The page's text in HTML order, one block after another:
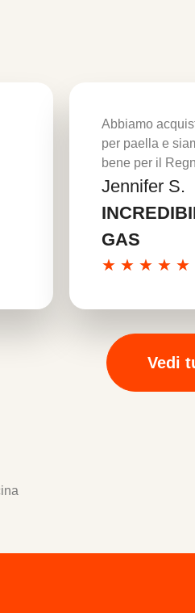
Abbiamo
per paella e
bene per il
Jennifer S.
GAS
★ ★ ★ ★ ★
Vedi